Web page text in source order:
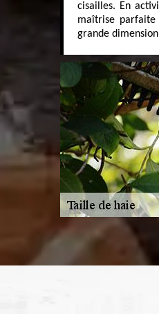
cisailles. En
maîtrise
grande